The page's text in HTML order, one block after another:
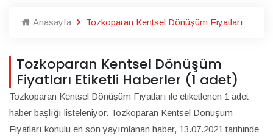
Anasayfa Tozkoparan Kentsel Dönüşüm Fiyatları
Tozkoparan Kentsel Dönüşüm
Fiyatları Etiketli Haberler (1 adet)
Tozkoparan Kentsel Dönüşüm Fiyatları ile etiketlenen 1 adet
haber başlığı listeleniyor. Tozkoparan Kentsel Dönüşüm
Fiyatları konulu en son yayımlanan haber, 13.07.2021 tarihinde